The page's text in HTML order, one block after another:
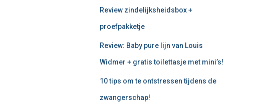
Review zindelijksheidsbox +
proefpakketje
Review: Baby pure lijn van Louis
Widmer + gratis toilettasje met mini’s!
10 tips om te ontstressen tijdens de
zwangerschap!